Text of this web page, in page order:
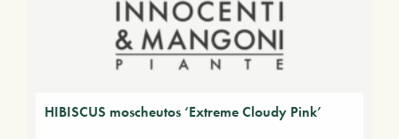
HIBISCUS moscheutos ‘Extreme Cloudy Pink’